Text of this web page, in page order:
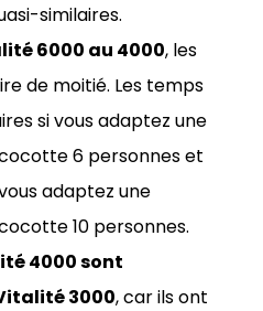
similaires.
6000 au 4000, les
de moitié. Les temps
si vous adaptez une
6 personnes et
adaptez une
10 personnes.
4000 sont
3000, car ils ont